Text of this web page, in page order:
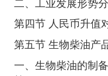
二、工业发展形势
第四节 人民币升值
第五节 生物柴油产
一、生物柴油的制